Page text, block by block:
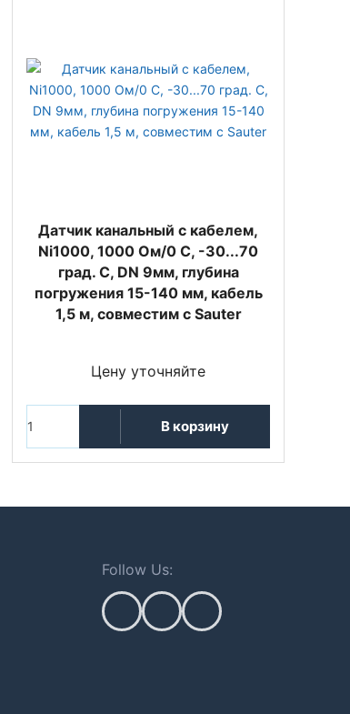
Датчик канальный с кабелем,
Ni1000, 1000 Oм/0 С, -30...70
град. C, DN 9мм, глубина
погружения 15-140 мм, кабель
1,5 м, совместим с Sauter
Цену уточняйте
В корзину
Follow Us: